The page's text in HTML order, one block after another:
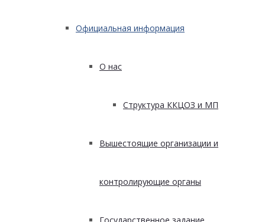
Официальная информация
О нас
Структура ККЦОЗ и МП
Вышестоящие организации и
контролирующие органы